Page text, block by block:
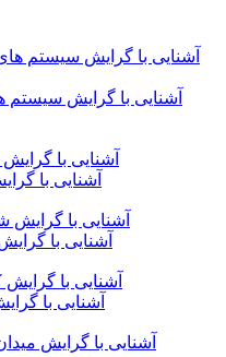
آشنایی با گرایش سیستم
آشنایی با
آشنایی با
آشنایی با